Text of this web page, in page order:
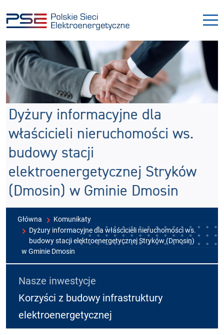
do
menu
do
treści
Dyżury informacyjne dla
właścicieli nieruchomości ws.
budowy stacji
elektroenergetycznej Stryków
(Dmosin) w Gminie Dmosin
Główna
Komunikaty
Dyżury informacyjne dla właścicieli nieruchomości ws.
budowy stacji elektroenergetycznej Stryków (Dmosin)
w Gminie Dmosin
Nasze inwestycje
Korzyści z budowy infrastruktury
elektroenergetycznej